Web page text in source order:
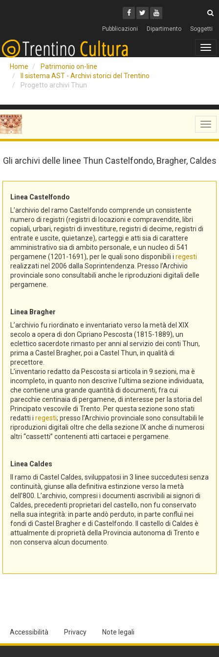
Facebook
Twitter
Youtube
Pubblicazioni Dipartimento Soggetti
Home
Patrimonio on-line
Il sistema AST - Archivi storici del Trentino
Progetto archivi Thun
Gli archivi delle linee Thun Castelfondo, Bragher, Caldes
Linea Castelfondo
L’archivio del ramo Castelfondo comprende un consistente
numero di registri (registri di locazioni e compravendite, libri
copiali, urbari, registri di investiture, registri di decime, registri di
entrate e uscite, quietanze), carteggi e atti sia di carattere
amministrativo sia di ambito personale, e un nucleo di 541
pergamene (1201-1691), per le quali sono disponibili i regesti
realizzati nel 2006 dalla Soprintendenza. Presso l’Archivio
provinciale sono consultabili anche le riproduzioni digitali delle
pergamene.
Linea Bragher
L’archivio fu riordinato e inventariato verso la metà del XIX
secolo a opera di don Cipriano Pescosta (1815-1889), un
eclettico sacerdote rimasto per anni al servizio dei conti Thun,
prima a Castel Bragher, poi a Castel Thun, in qualità di
precettore.
L’inventario redatto da Pescosta si articola in 9 sezioni, ma è
incompleto, in quanto non descrive l’ultima sezione individuata,
che contiene una grande quantità di documenti, fra cui
parecchie centinaia di pergamene, di interesse per la storia del
Principato vescovile di Trento. Per questa sezione sono stati
redatti i regesti; presso l’Archivio provinciale sono consultabili le
riproduzioni digitali oltre che della sezione IX anche di numerosi
altri “cassetti” contenenti atti cartacei e pergamene.
Linea Caldes
Il ramo di Castel Caldes, sviluppatosi in 3 linee succedutesi senza
continuità, giunse alla definitiva estinzione verso la metà
dell’800. L’archivio, compresi i documenti ascrivibili ai signori di
Caldes, precedenti proprietari del castello, non fu conservato
nella sua integrità: in parte andò perduto, in parte confluì nei
fondi di Castel Bragher e di Castelfondo. Il castello di Caldes è
attualmente di proprietà della Provincia autonoma di Trento e
non conserva alcun documento.
Accessibilità Privacy Note legali